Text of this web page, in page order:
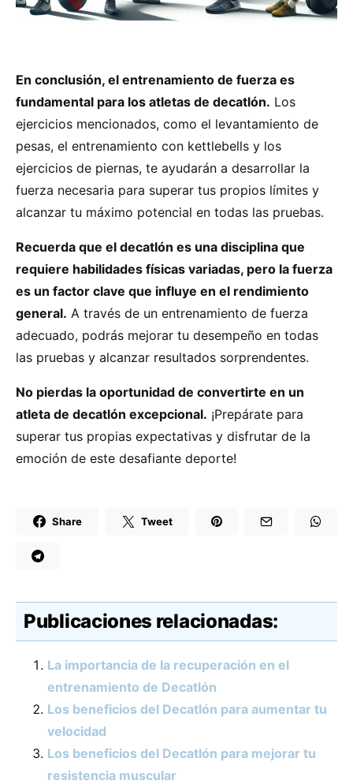
En conclusión, el entrenamiento de fuerza es
fundamental para los atletas de decatlón. Los
ejercicios mencionados, como el levantamiento de
pesas, el entrenamiento con kettlebells y los
ejercicios de piernas, te ayudarán a desarrollar la
fuerza necesaria para superar tus propios límites y
alcanzar tu máximo potencial en todas las pruebas.
Recuerda que el decatlón es una disciplina que
requiere habilidades físicas variadas, pero la fuerza
es un factor clave que influye en el rendimiento
general. A través de un entrenamiento de fuerza
adecuado, podrás mejorar tu desempeño en todas
las pruebas y alcanzar resultados sorprendentes.
No pierdas la oportunidad de convertirte en un
atleta de decatlón excepcional. ¡Prepárate para
superar tus propias expectativas y disfrutar de la
emoción de este desafiante deporte!
Share Tweet
Publicaciones relacionadas:
La importancia de la recuperación en el
entrenamiento de Decatlón
Los beneficios del Decatlón para aumentar tu
velocidad
Los beneficios del Decatlón para mejorar tu
resistencia muscular